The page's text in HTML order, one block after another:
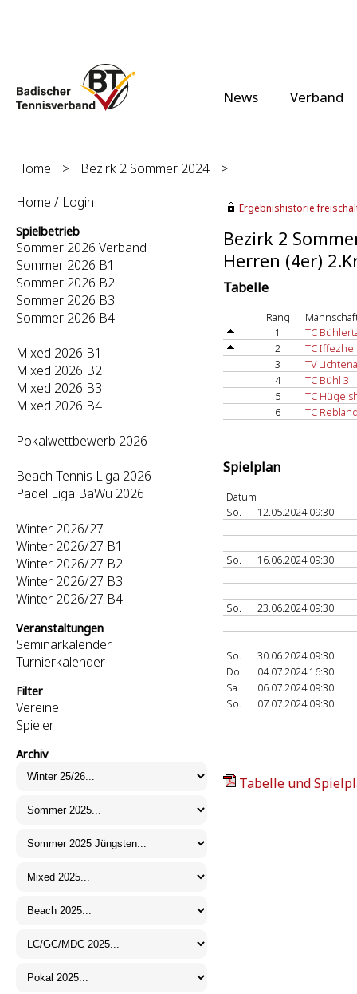
News Verband
Home > Bezirk 2 Sommer 2024
>
Home / Login
Spielbetrieb
Sommer 2026 Verband
Sommer 2026 B1
Sommer 2026 B2
Sommer 2026 B3
Sommer 2026 B4
Mixed 2026 B1
Mixed 2026 B2
Mixed 2026 B3
Mixed 2026 B4
Pokalwettbewerb 2026
Beach Tennis Liga 2026
Padel Liga BaWü 2026
Winter 2026/27
Winter 2026/27 B1
Winter 2026/27 B2
Winter 2026/27 B3
Winter 2026/27 B4
Veranstaltungen
Seminarkalender
Turnierkalender
Filter
Vereine
Spieler
Archiv
Ergebnishistorie
Bezirk 2
Herren (4er)
Tabelle
Rang
1
TC
2
TC
3
TV
4
TC Bühl 3
5
TC
6
TC
Spielplan
Datum
So.
12.05.2024 09:30
So. 16.06.2024 09:30
So. 23.06.2024 09:30
So.
30.06.2024 09:30
Do.
04.07.2024 16:30
Sa.
06.07.2024 09:30
So.
07.07.2024 09:30
Tabelle und